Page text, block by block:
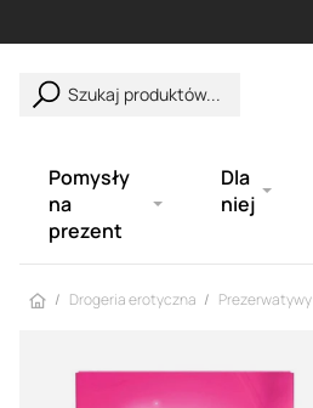
Szukaj produktów...
Pomysły
na
prezent
Dla
niej
Strona główna
Drogeria erotyczna Prezerwatywy